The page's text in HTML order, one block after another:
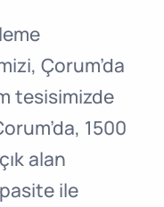
Çorum’da
tesisimizde
1500
alan
ile